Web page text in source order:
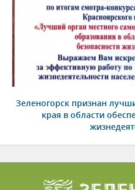
Зеленогорск признан
края в области